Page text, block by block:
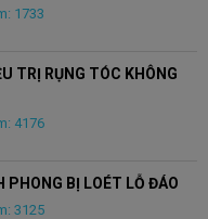
1733
TRỊ RỤNG TÓC KHÔNG
4176
PHONG BỊ LOÉT LỖ ĐÁO
3125